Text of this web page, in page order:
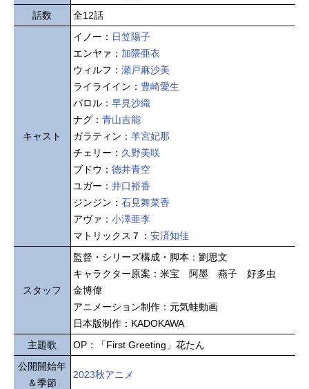
話数
全12話
キャスト
イノー： 日笠陽子
エンヤァ： 加隈亜衣
ウィルフ： 瀬戸麻沙美
ライライイン： 豊崎愛生
バロル： 早見沙織
ナグ： 青山吉能
ガラティン： 羊宮妃那
チェリー： 久野美咲
ブドウ： 徳井青空
ユガー： 井口裕香
ジンジン： 石見舞菜香
アヴァ： 小澤亜李
マトリックス７： 安済知佳
スタッフ
監督・シリーズ構成・脚本：劉思文
キャラクター原案：米宝 阿墨 燕子 好多虫
金博偉
アニメーション制作：元気蛙動画
日本版制作：KADOKAWA
主題歌
OP：「First Greeting」花たん
公開開始年
＆季節
2023秋アニメ